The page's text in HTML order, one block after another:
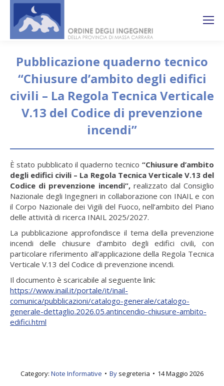
Pubblicazione quaderno tecnico
“Chiusure d’ambito degli edifici
civili – La Regola Tecnica Verticale
V.13 del Codice di prevenzione
incendi”
È stato pubblicato il quaderno tecnico “Chiusure d’ambito
degli edifici civili – La Regola Tecnica Verticale V.13 del
Codice di prevenzione incendi”,realizzato dal Consiglio
Nazionale degli Ingegneri in collaborazione con INAIL e con
il Corpo Nazionale dei Vigili del Fuoco, nell’ambito del Piano
delle attività di ricerca INAIL 2025/2027.
La pubblicazione approfondisce il tema della prevenzione
incendi delle chiusure d’ambito degli edifici civili, con
particolare riferimento all’applicazione della Regola Tecnica
Verticale V.13 del Codice di prevenzione incendi.
Il documento è scaricabile al seguente link:
https://www.inail.it/portale/it/inail-
comunica/pubblicazioni/catalogo-generale/catalogo-
generale-dettaglio.2026.05.antincendio-chiusure-ambito-
edifici.html
Category: Note Informative By segreteria 14 Maggio 2026